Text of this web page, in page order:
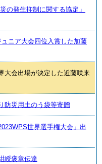
の発生抑制に関する協定」
ニア大会四位入賞した加藤
会出場が決定した近藤咲来
防災用土のう袋等寄贈
世界選手権大会」出
綬褒章伝達